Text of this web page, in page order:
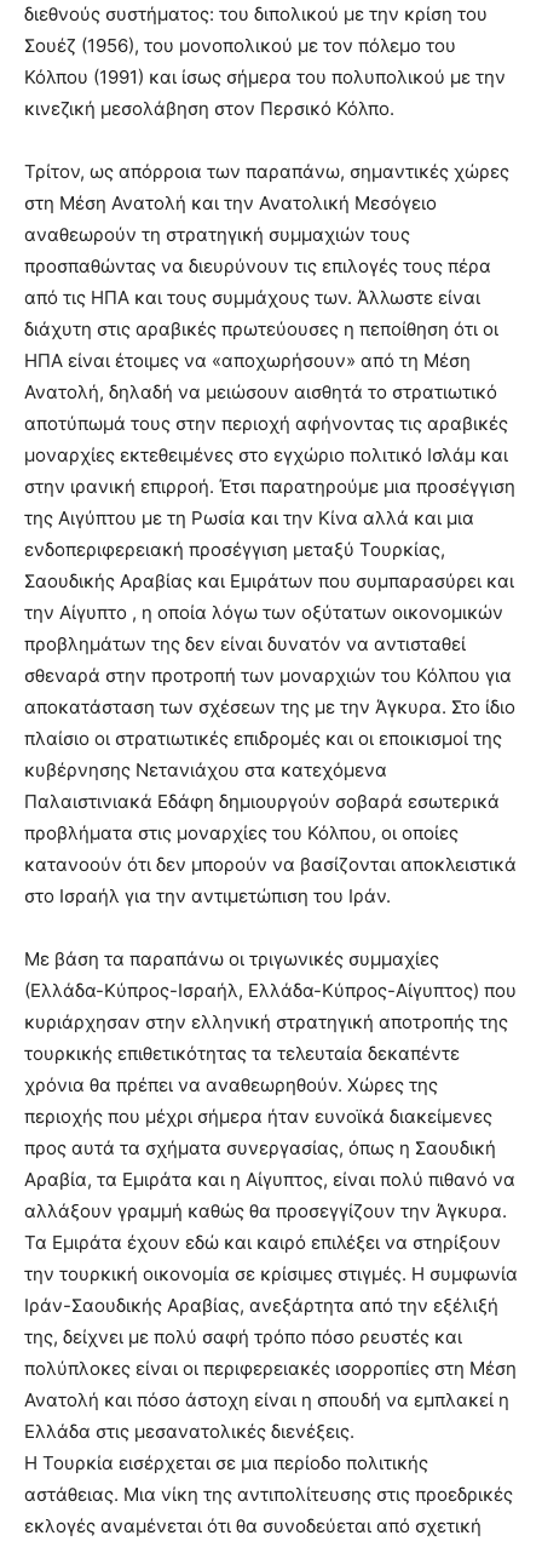
διεθνούς συστήματος: του διπολικού με την κρίση του
Σουέζ (1956), του μονοπολικού με τον πόλεμο του
Κόλπου (1991) και ίσως σήμερα του πολυπολικού με την
κινεζική μεσολάβηση στον Περσικό Κόλπο.
Τρίτον, ως απόρροια των παραπάνω, σημαντικές χώρες
στη Μέση Ανατολή και την Ανατολική Μεσόγειο
αναθεωρούν τη στρατηγική συμμαχιών τους
προσπαθώντας να διευρύνουν τις επιλογές τους πέρα
από τις ΗΠΑ και τους συμμάχους των. Άλλωστε είναι
διάχυτη στις αραβικές πρωτεύουσες η πεποίθηση ότι οι
ΗΠΑ είναι έτοιμες να «αποχωρήσουν» από τη Μέση
Ανατολή, δηλαδή να μειώσουν αισθητά το στρατιωτικό
αποτύπωμά τους στην περιοχή αφήνοντας τις αραβικές
μοναρχίες εκτεθειμένες στο εγχώριο πολιτικό Ισλάμ και
στην ιρανική επιρροή. Έτσι παρατηρούμε μια προσέγγιση
της Αιγύπτου με τη Ρωσία και την Κίνα αλλά και μια
ενδοπεριφερειακή προσέγγιση μεταξύ Τουρκίας,
Σαουδικής Αραβίας και Εμιράτων που συμπαρασύρει και
την Αίγυπτο , η οποία λόγω των οξύτατων οικονομικών
προβλημάτων της δεν είναι δυνατόν να αντισταθεί
σθεναρά στην προτροπή των μοναρχιών του Κόλπου για
αποκατάσταση των σχέσεων της με την Άγκυρα. Στο ίδιο
πλαίσιο οι στρατιωτικές επιδρομές και οι εποικισμοί της
κυβέρνησης Νετανιάχου στα κατεχόμενα
Παλαιστινιακά Εδάφη δημιουργούν σοβαρά εσωτερικά
προβλήματα στις μοναρχίες του Κόλπου, οι οποίες
κατανοούν ότι δεν μπορούν να βασίζονται αποκλειστικά
στο Ισραήλ για την αντιμετώπιση του Ιράν.
Με βάση τα παραπάνω οι τριγωνικές συμμαχίες
(Ελλάδα-Κύπρος-Ισραήλ, Ελλάδα-Κύπρος-Αίγυπτος) που
κυριάρχησαν στην ελληνική στρατηγική αποτροπής της
τουρκικής επιθετικότητας τα τελευταία δεκαπέντε
χρόνια θα πρέπει να αναθεωρηθούν. Χώρες της
περιοχής που μέχρι σήμερα ήταν ευνοϊκά διακείμενες
προς αυτά τα σχήματα συνεργασίας, όπως η Σαουδική
Αραβία, τα Εμιράτα και η Αίγυπτος, είναι πολύ πιθανό να
αλλάξουν γραμμή καθώς θα προσεγγίζουν την Άγκυρα.
Τα Εμιράτα έχουν εδώ και καιρό επιλέξει να στηρίξουν
την τουρκική οικονομία σε κρίσιμες στιγμές. Η συμφωνία
Ιράν-Σαουδικής Αραβίας, ανεξάρτητα από την εξέλιξή
της, δείχνει με πολύ σαφή τρόπο πόσο ρευστές και
πολύπλοκες είναι οι περιφερειακές ισορροπίες στη Μέση
Ανατολή και πόσο άστοχη είναι η σπουδή να εμπλακεί η
Ελλάδα στις μεσανατολικές διενέξεις.
Η Τουρκία εισέρχεται σε μια περίοδο πολιτικής
αστάθειας. Μια νίκη της αντιπολίτευσης στις προεδρικές
εκλογές αναμένεται ότι θα συνοδεύεται από σχετική